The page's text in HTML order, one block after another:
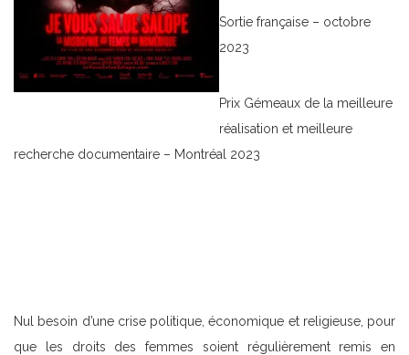
Sortie française – octobre
2023
Prix Gémeaux de la meilleure
réalisation et meilleure
recherche documentaire – Montréal 2023
Nul besoin d’une crise politique, économique et religieuse, pour
que les droits des femmes soient régulièrement remis en